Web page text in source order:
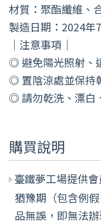
材質：聚酯纖維、
製造日期：2024年
｜注意事項｜
◎ 避免陽光照射、
◎ 置陰涼處並保持
◎ 請勿乾洗、漂白
購買說明
臺鐵夢工場提供
猶豫期（包含例
品無誤，即無法